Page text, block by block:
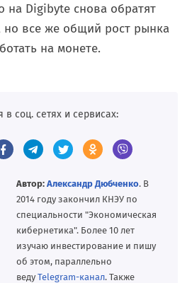
на Digibyte снова обратят
но все же общий рост рынка
на монете.
в соц. сетях и сервисах:
Автор: Александр Дюбченко. В
2014 году закончил КНЭУ по
специальности "Экономическая
кибернетика". Более 10 лет
изучаю инвестирование и пишу
об этом, параллельно
веду Telegram-канал. Также